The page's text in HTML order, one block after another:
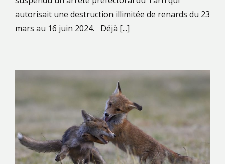
autorisait une destruction illimitée de renards du 23
mars au 16 juin 2024. Déjà [...]